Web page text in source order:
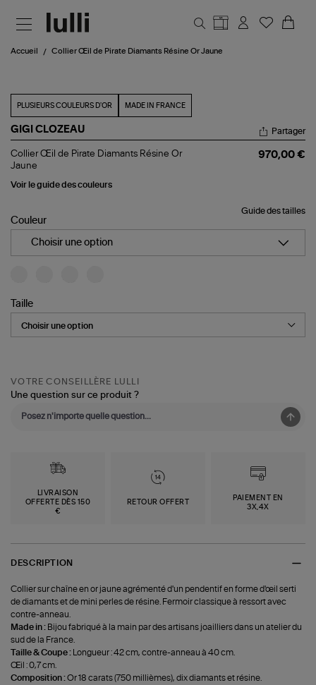
Accueil Collier Œil de Pirate Diamants Résine Or Jaune
PLUSIEURS COULEURS D'OR MADE IN FRANCE
GIGI CLOZEAU
Collier
Œil
Pirate
Or
Jaune
Partager
Collier Œil de Pirate Diamants Résine Or
Jaune
970,00 €
Voir le guide des couleurs
Guide des tailles
Couleur
Choisir une option
Taille
VOTRE CONSEILLÈRE LULLI
Une question sur ce produit ?
LIVRAISON
OFFERTE DÈS 150
€
RETOUR OFFERT
PAIEMENT EN
3X,4X
DESCRIPTION
Collier sur chaîne en or jaune agrémenté d'un pendentif en forme d'œil serti
de diamants et de mini perles de résine. Fermoir classique à ressort avec
contre-anneau.
Made in : Bijou fabriqué à la main par des artisans joailliers dans un atelier du
sud de la France.
Taille & Coupe :
Longueur : 42 cm, contre-anneau à 40 cm.
Œil : 0,7 cm.
Composition :Or 18 carats (750 millièmes), dix diamants et résine.